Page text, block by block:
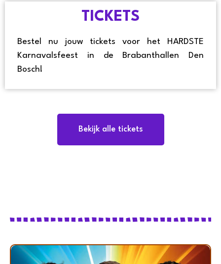
TICKETS
Bestel nu jouw tickets voor het HARDSTE
Karnavalsfeest in de Brabanthallen Den
Bosch!
Bekijk alle tickets